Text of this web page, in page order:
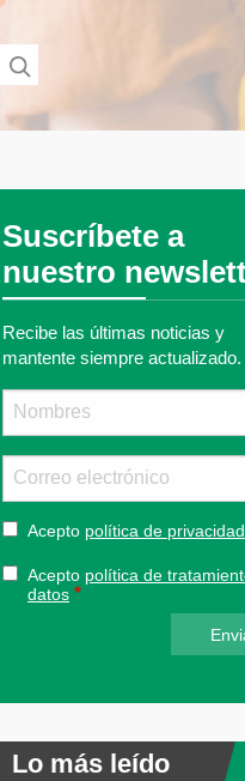
Suscríbete a
nuestro
Recibe las últimas noticias y
mantente siempre actualizado.
Acepto política de privacidad
Acepto política de
datos
Lo más leído